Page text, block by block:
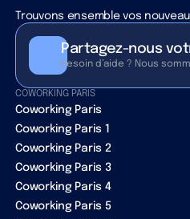
Trouvons ensemble vos
Partagez-nous
Besoin d’aide ? Nous
COWORKING PARIS
Coworking Paris
Coworking Paris 1
Coworking Paris 2
Coworking Paris 3
Coworking Paris 4
Coworking Paris 5